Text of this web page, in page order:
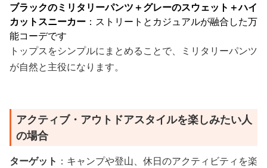
ブラックのミリタリーパンツ＋グレーのスウェット＋ハイ
カットスニーカー ：ストリートとカジュアルが融合した万
能コーデです
トップスをシンプルにまとめることで、ミリタリーパンツ
が自然と主役になります。
アクティブ・アウトドアスタイルを楽しみたい人
の場合
ターゲット ：キャンプや登山、休日のアクティビティを楽